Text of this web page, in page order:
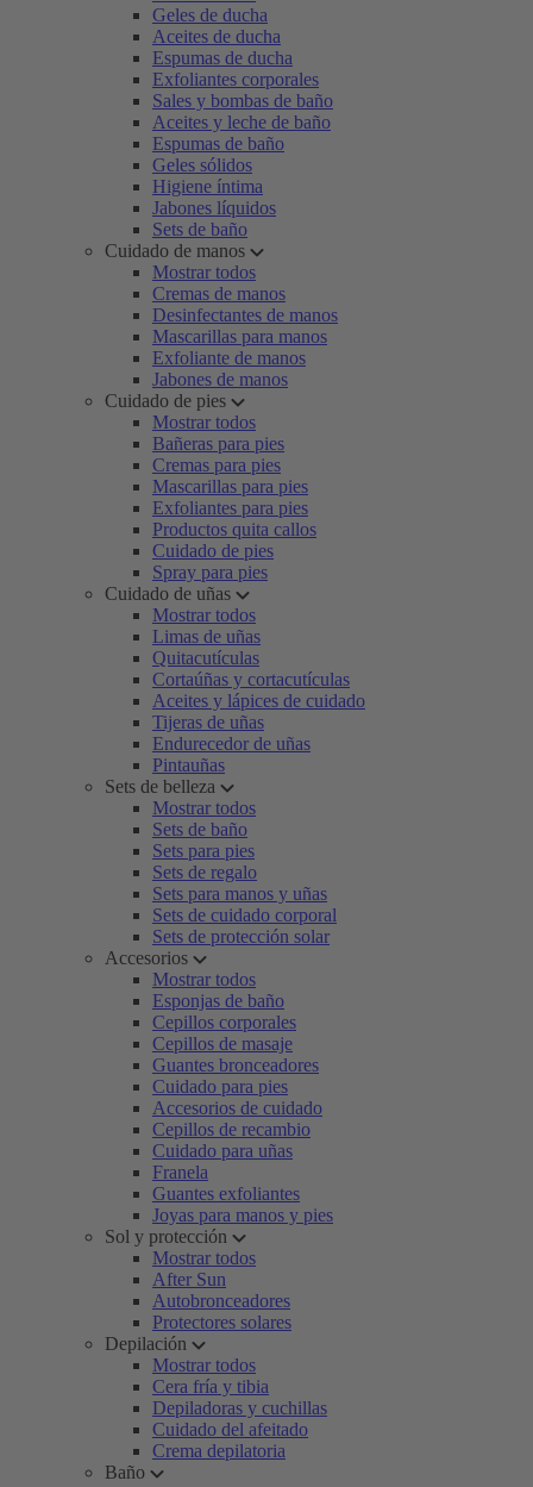
Geles de ducha
Aceites de ducha
Espumas de ducha
Exfoliantes corporales
Sales y bombas de baño
Aceites y leche de baño
Espumas de baño
Geles sólidos
Higiene íntima
Jabones líquidos
Sets de baño
Cuidado de manos
Mostrar todos
Cremas de manos
Desinfectantes de manos
Mascarillas para manos
Exfoliante de manos
Jabones de manos
Cuidado de pies
Mostrar todos
Bañeras para pies
Cremas para pies
Mascarillas para pies
Exfoliantes para pies
Productos quita callos
Cuidado de pies
Spray para pies
Cuidado de uñas
Mostrar todos
Limas de uñas
Quitacutículas
Cortaúñas y cortacutículas
Aceites y lápices de cuidado
Tijeras de uñas
Endurecedor de uñas
Pintauñas
Sets de belleza
Mostrar todos
Sets de baño
Sets para pies
Sets de regalo
Sets para manos y uñas
Sets de cuidado corporal
Sets de protección solar
Accesorios
Mostrar todos
Esponjas de baño
Cepillos corporales
Cepillos de masaje
Guantes bronceadores
Cuidado para pies
Accesorios de cuidado
Cepillos de recambio
Cuidado para uñas
Franela
Guantes exfoliantes
Joyas para manos y pies
Sol y protección
Mostrar todos
After Sun
Autobronceadores
Protectores solares
Depilación
Mostrar todos
Cera fría y tibia
Depiladoras y cuchillas
Cuidado del afeitado
Crema depilatoria
Baño